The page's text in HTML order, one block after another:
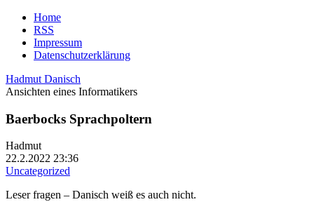
Home
RSS
Impressum
Datenschutzerklärung
Hadmut Danisch
Ansichten eines Informatikers
Baerbocks Sprachpoltern
Hadmut
22.2.2022 23:36
Uncategorized
Leser fragen – Danisch weiß es auch nicht.